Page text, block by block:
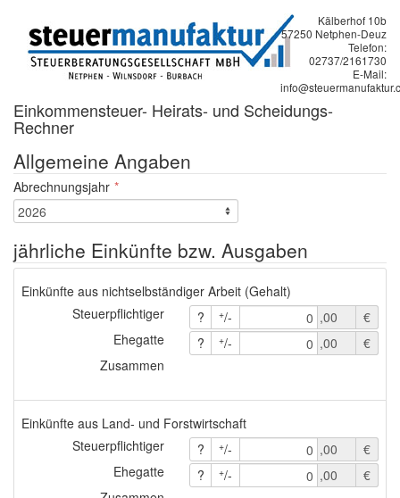
Kälberhof 10b
57250 Netphen-Deuz
Telefon:
02737/2161730
E-Mail:
Einkommensteuer- Heirats- und Scheidungs-
Rechner
Allgemeine Angaben
Abrechnungsjahr
jährliche Einkünfte bzw. Ausgaben
Einkünfte aus nichtselbständiger Arbeit (Gehalt)
Steuerpflichtiger
? +/- 0 ,00
€
Ehegatte
? +/- 0 ,00
€
Zusammen
Einkünfte aus Land- und Forstwirtschaft
Steuerpflichtiger
? +/- 0 ,00
€
Ehegatte
? +/- 0 ,00
€